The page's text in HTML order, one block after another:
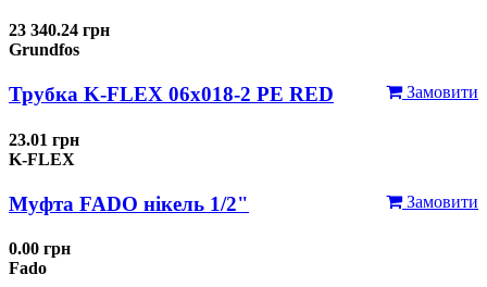
23 340.24 грн
Grundfos
Замовити
Трубка K-FLEX 06x018-2 РЕ RED
23.01 грн
K-FLEX
Замовити
Муфта FADO нікель 1/2"
0.00 грн
Fado